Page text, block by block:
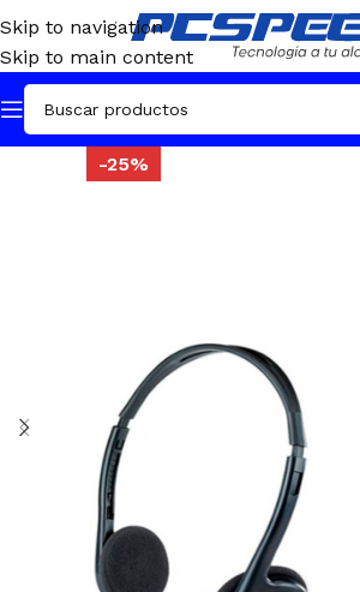
Skip to navigation
Skip to main content
-25%